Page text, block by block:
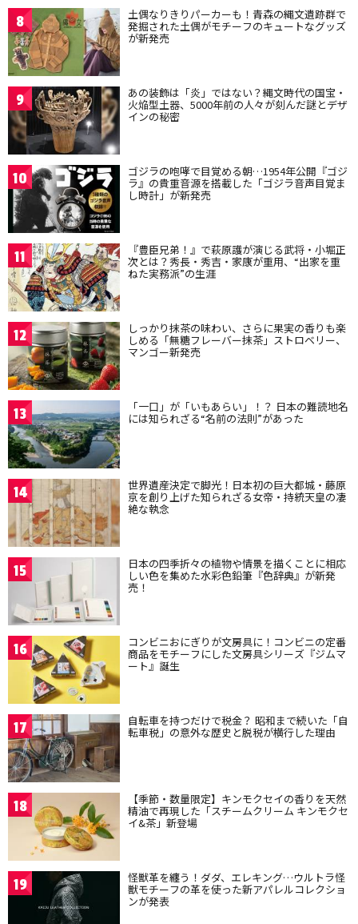
8 土偶なりきりパーカーも！青森の縄文遺跡群で
発掘された土偶がモチーフのキュートなグッズ
が新発売
9 あの装飾は「炎」ではない？縄文時代の国宝・
火焔型土器、5000年前の人々が刻んだ謎とデザ
インの秘密
10 ゴジラの咆哮で目覚める朝…1954年公開『ゴジ
ラ』の貴重音源を搭載した「ゴジラ音声目覚ま
し時計」が新発売
11 『豊臣兄弟！』で萩原護が演じる武将・小堀正
次とは？秀長・秀吉・家康が重用、“出家を重
ねた実務派”の生涯
12 しっかり抹茶の味わい、さらに果実の香りも楽
しめる「無糖フレーバー抹茶」ストロベリー、
マンゴー新発売
13 「一口」が「いもあらい」！？ 日本の難読地名
には知られざる“名前の法則”があった
14 世界遺産決定で脚光！日本初の巨大都城・藤原
京を創り上げた知られざる女帝・持統天皇の凄
絶な執念
15 日本の四季折々の植物や情景を描くことに相応
しい色を集めた水彩色鉛筆『色辞典』が新発
売！
16 コンビニおにぎりが文房具に！コンビニの定番
商品をモチーフにした文房具シリーズ『ジムマ
ート』誕生
17 自転車を持つだけで税金？ 昭和まで続いた「自
転車税」の意外な歴史と脱税が横行した理由
18 【季節・数量限定】キンモクセイの香りを天然
精油で再現した「スチームクリーム キンモクセ
イ&茶」新登場
19 怪獣革を纏う！ダダ、エレキング…ウルトラ怪
獣モチーフの革を使った新アパレルコレクショ
ンが発表